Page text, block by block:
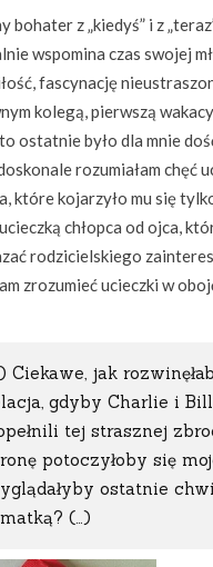
bohater z „kiedyś” i z
wspomina czas swojej
fascynację
kolegą, pierwszą
ostatnie było dla mnie
rozumiałam chęć
które kojarzyło mu się
chłopca od ojca,
rodzicielskiego
zrozumieć ucieczki w
Ciekawe, jak
gdyby Charlie i
tej strasznej
potoczyłoby się
ostatnie
(…)